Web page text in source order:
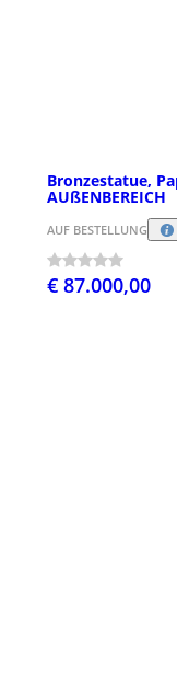
Bronzestatue,
AUßENBEREICH
AUF BESTELLUNG
€ 87.000,00